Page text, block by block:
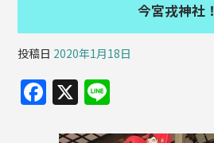
今宮戎神社！
投稿日 2020年1月18日
F
a
X